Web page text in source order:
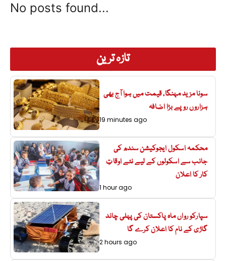
تازہ ترین
سونا مزید مہنگا، قیمت میں ہوا آج بھی
ہزاروں روپے بڑا اضافہ
19 minutes ago
محکمہ اسکول ایجوکیشن سندھ کی
جانب سے اسکولوں کے لیے نئے اوقاتِ
کار کا اعلان
1 hour ago
سپارکو رواں ماہ پاکستان کی پہلی چاند
گاڑی کے نام کا اعلان کرے گا
2 hours ago
No posts found...